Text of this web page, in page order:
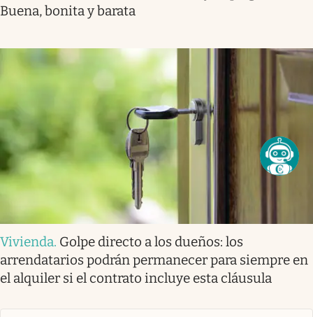
Buena, bonita y barata
Vivienda. Golpe directo a los dueños: los
arrendatarios podrán permanecer para siempre en
el alquiler si el contrato incluye esta cláusula